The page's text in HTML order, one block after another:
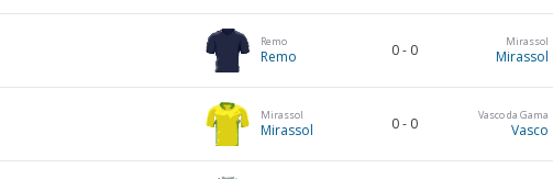
Remo
Remo 0- 0 Mirassol
Mirassol
Mirassol
Mirassol 0- 0 Vasco da Gama
Vasco